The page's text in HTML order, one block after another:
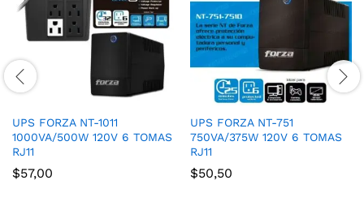
UPS FORZA NT-1011
1000VA/500W 120V 6 TOMAS
RJ11
$57,00
UPS FORZA NT-751
750VA/375W 120V 6 TOMAS
RJ11
$50,50